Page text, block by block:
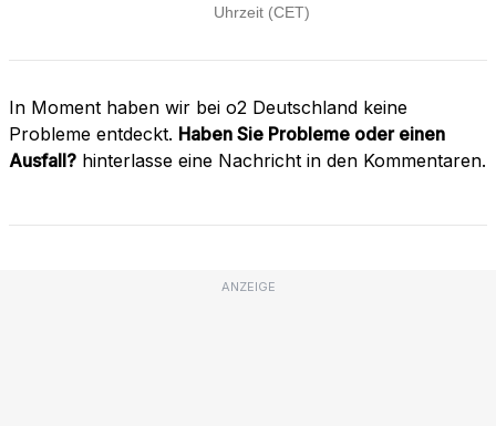
In Moment haben wir bei o2 Deutschland keine
Probleme entdeckt. Haben Sie Probleme oder einen
Ausfall? hinterlasse eine Nachricht in den Kommentaren.
ANZEIGE